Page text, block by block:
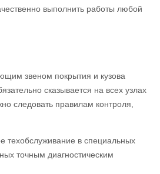
выполнить работы любой
звеном покрытия и кузова
сказывается на всех узлах
следовать правилам контроля,
техобслуживание в специальных
точным диагностическим